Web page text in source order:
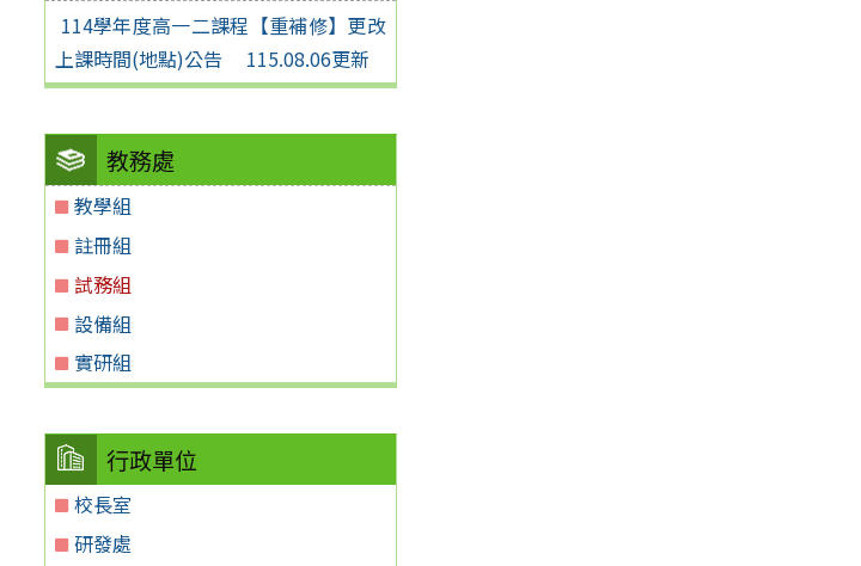
114學年度高一二課程【重補修】更改
上課時間(地點)公告 115.08.06更新
教務處
教學組
註冊組
試務組
設備組
實研組
行政單位
校長室
研發處